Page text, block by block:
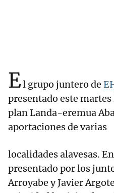
El grupo juntero de
presentado este
plan Landa-eremua
aportaciones de varias
localidades alavesas.
presentado por los
Arroyabe y Javier